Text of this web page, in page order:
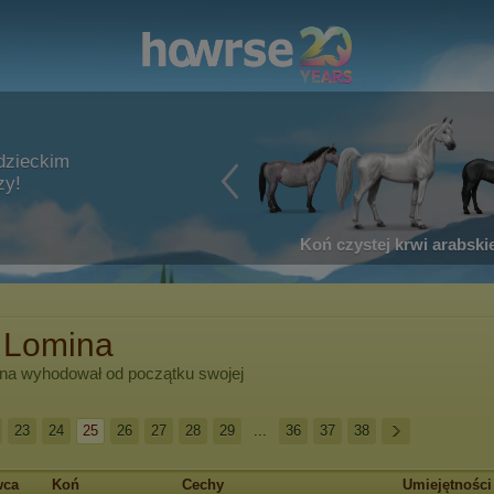
Koń czystej krwi
wyhodował od początku swojej
23 24 25 26 27 28 29 ... 36 37 38
Koń Cechy Umiejętności